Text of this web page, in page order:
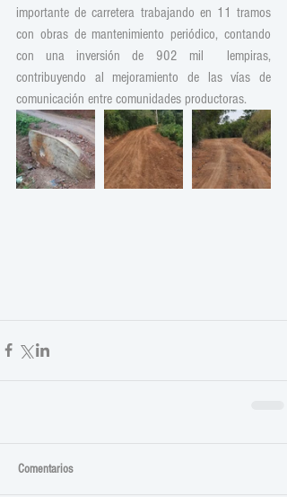
importante de carretera trabajando en 11 tramos
con obras de mantenimiento periódico, contando
con una inversión de 902 mil  lempiras,
contribuyendo al mejoramiento de las vías de
comunicación entre comunidades productoras.
Comentarios